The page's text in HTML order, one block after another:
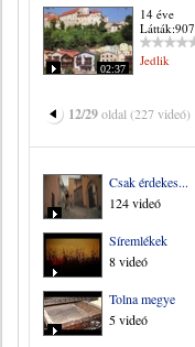
02:37
14 éve
Látták:907
Jedlik
12/29oldal (227 videó)
Csak érdekes...
124 videó
Síremlékek
8 videó
Tolna megye
5 videó